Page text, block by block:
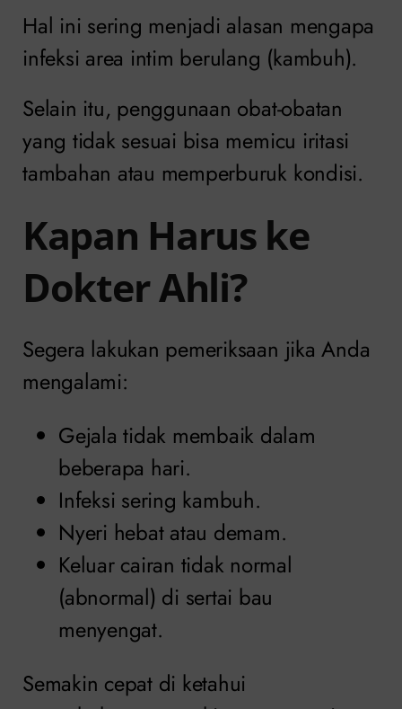
Hal ini sering menjadi alasan mengapa
infeksi area intim berulang (kambuh).
Selain itu, penggunaan obat-obatan
yang tidak sesuai bisa memicu iritasi
tambahan atau memperburuk kondisi.
Kapan Harus ke
Dokter Ahli?
Segera lakukan pemeriksaan jika Anda
mengalami:
Gejala tidak membaik dalam
beberapa hari.
Infeksi sering kambuh.
Nyeri hebat atau demam.
Keluar cairan tidak normal
(abnormal) di sertai bau
menyengat.
Semakin cepat di ketahui